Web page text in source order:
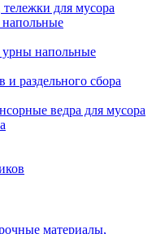
для мусора
напольные
и раздельного сбора
ведра для мусора
материалы,